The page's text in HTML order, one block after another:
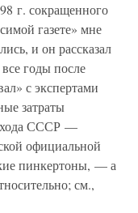
г. сокращенного
газете» мне
и он рассказал
годы после
с экспертами
затраты
СССР —
официальной
пинкертоны, — а
см.,